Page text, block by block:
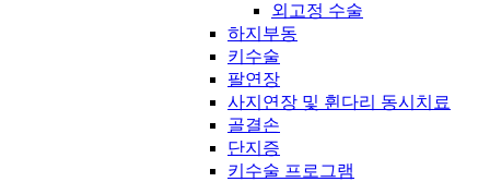
외고정 수술
하지부동
키수술
팔연장
사지연장 및 휜다리 동시치료
골결손
단지증
키수술 프로그램